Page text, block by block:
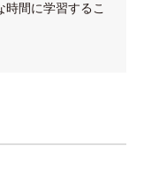
間に学習するこ